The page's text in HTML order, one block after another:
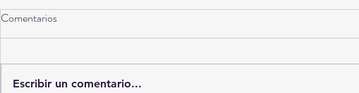
Comentarios
Escribir un comentario...